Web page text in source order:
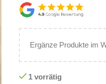
Ergänze Produkte im
1 vorrätig